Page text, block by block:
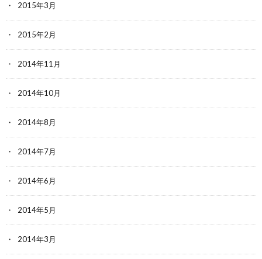
2015年3月
2015年2月
2014年11月
2014年10月
2014年8月
2014年7月
2014年6月
2014年5月
2014年3月